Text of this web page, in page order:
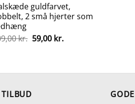
pris
var:
pris
er:
guldfarvet,
2 små hjerter som
kr. Den
59,00 kr.Den